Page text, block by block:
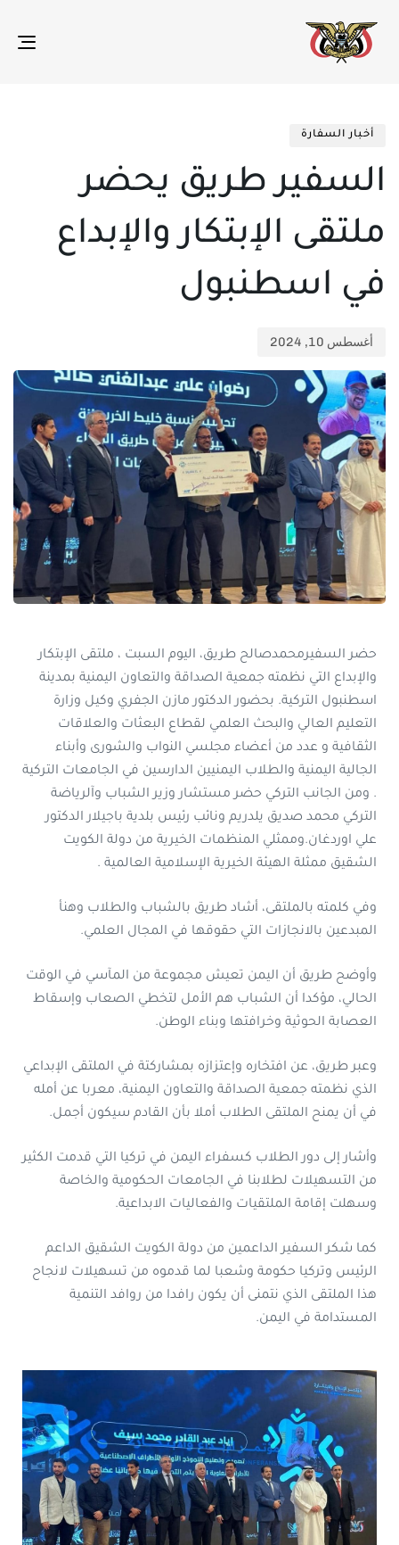
أخبار السفارة
السفير طريق يحضر
ملتقى الإبتكار والإبداع
في اسطنبول
أغسطس 10, 2024
حضر السفيرمحمدصالح طريق، اليوم السبت ، ملتقى الإبتكار
والإبداع التي نظمته جمعية الصداقة والتعاون اليمنية بمدينة
اسطنبول التركية. بحضور الدكتور مازن الجفري وكيل وزارة
التعليم العالي والبحث العلمي لقطاع البعثات والعلاقات
الثقافية و عدد من أعضاء مجلسي النواب والشورى وأبناء
الجالية اليمنية والطلاب اليمنيين الدارسين في الجامعات التركية
. ومن الجانب التركي حضر مستشار وزير الشباب وآلرياضة
التركي محمد صديق يلدريم ونائب رئيس بلدية باجيلار الدكتور
علي اوردغان.وممثلي المنظمات الخيرية من دولة الكويت
الشقيق ممثلة الهيئة الخيرية الإسلامية العالمية .
وفي كلمته بالملتقى، أشاد طريق بالشباب والطلاب وهنأ
المبدعين بالانجازات التي حقوقها في المجال العلمي.
وأوضح طريق أن اليمن تعيش مجموعة من المآسي في الوقت
الحالي، مؤكدا أن الشباب هم الأمل لتخطي الصعاب وإسقاط
العصابة الحوثية وخرافتها وبناء الوطن.
وعبر طريق، عن افتخاره وإعتزازه بمشاركتة في الملتقى الإبداعي
الذي نظمته جمعية الصداقة والتعاون اليمنية، معربا عن أمله
في أن يمنح الملتقى الطلاب أملا بأن القادم سيكون أجمل.
وأشار إلى دور الطلاب كسفراء اليمن في تركيا التي قدمت الكثير
من التسهيلات لطلابنا في الجامعات الحكومية والخاصة
وسهلت إقامة الملتقيات والفعاليات الابداعية.
كما شكر السفير الداعمين من دولة الكويت الشقيق الداعم
الرئيس وتركيا حكومة وشعبا لما قدموه من تسهيلات لانجاح
هذا الملتقى الذي نتمنى أن يكون رافدا من روافد التنمية
المستدامة في اليمن.